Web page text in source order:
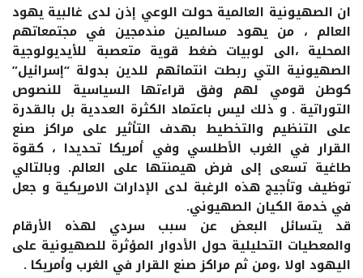
ان الصهيونية العالمية حولت الوعي إذن لدى غالبية يهود
العالم ، من يهود مسالمين مندمجين في مجتمعاتهم
المحلية ،الى لوبيات ضغط قوية متعصبة للأيديولوجية
الصهيونية التي ربطت انتمائهم للدين بدولة “إسرائيل”
كوطن قومي لهم وفق قراءتها السياسية للنصوص
التوراتية . و ذلك ليس باعتماد الكثرة العددية بل بالقدرة
على التنظيم والتخطيط بهدف التأثير على مراكز صنع
القرار في الغرب الأطلسي وفي أمريكا تحديدا ، كقوة
طاغية تسعى إلى فرض هيمنتها على العالم. وبالتالي
توظيف وتأجيج هذه الرغبة لدى الإدارات الامريكية و جعل
في خدمة الكيان الصهيوني.
قد يتسائل البعض عن سبب سردي لهذه الأرقام
والمعطيات التحليلية حول الأدوار المؤثرة للصهيونية على
اليهود اولا ،ومن ثم مراكز صنع القرار في الغرب وأمريكا .